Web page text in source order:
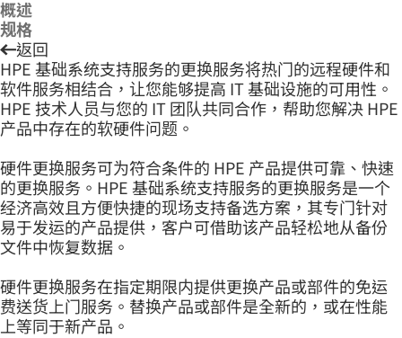
概述
规格
返回
HPE 基础系统支持服务的更换服务将热门的远程硬件和
软件服务相结合，让您能够提高 IT 基础设施的可用性。
HPE 技术人员与您的 IT 团队共同合作，帮助您解决 HPE
产品中存在的软硬件问题。
硬件更换服务可为符合条件的 HPE 产品提供可靠、快速
的更换服务。HPE 基础系统支持服务的更换服务是一个
经济高效且方便快捷的现场支持备选方案，其专门针对
易于发运的产品提供，客户可借助该产品轻松地从备份
文件中恢复数据。
硬件更换服务在指定期限内提供更换产品或部件的免运
费送货上门服务。替换产品或部件是全新的，或在性能
上等同于新产品。